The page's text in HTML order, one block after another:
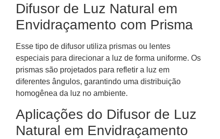
Difusor de Luz Natural em
Envidraçamento com Prisma
Esse tipo de difusor utiliza prismas ou lentes
especiais para direcionar a luz de forma uniforme. Os
prismas são projetados para refletir a luz em
diferentes ângulos, garantindo uma distribuição
homogênea da luz no ambiente.
Aplicações do Difusor de Luz
Natural em Envidraçamento